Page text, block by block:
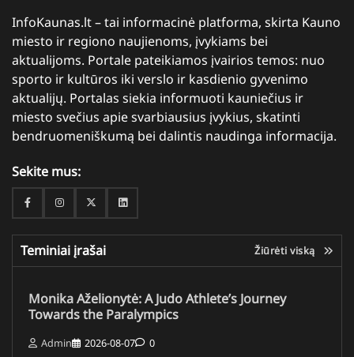
InfoKaunas.lt – tai informacinė platforma, skirta Kauno
miesto ir regiono naujienoms, įvykiams bei
aktualijoms. Portale pateikiamos įvairios temos: nuo
sporto ir kultūros iki verslo ir kasdienio gyvenimo
aktualijų. Portalas siekia informuoti kauniečius ir
miesto svečius apie svarbiausius įvykius, skatinti
bendruomeniškumą bei dalintis naudinga informacija.
Sekite mus:
FacebookInstagramTwitterLinkedin
Teminiai įrašai Žiūrėti viską
Monika Aželionytė: A Judo Athlete’s Journey
Towards the Paralympics
Admin 2026-08-07 0